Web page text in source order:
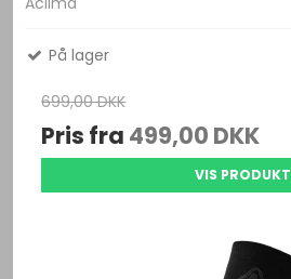
På lager
699,00 DKK
Pris fra 499,00 DKK
VIS PRODUKT